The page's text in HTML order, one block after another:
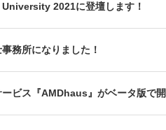
2021に登壇します！
務所になりました！
ビス『AMDhaus』がベータ版で開